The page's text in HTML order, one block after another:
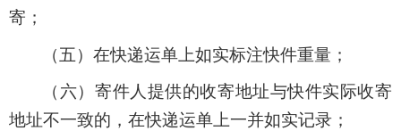
寄；
（五）在快递运单上如实标注快件重量；
（六）寄件人提供的收寄地址与快件实际收寄
地址不一致的，在快递运单上一并如实记录；